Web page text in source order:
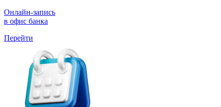
Онлайн-запись
в офис банка
Перейти